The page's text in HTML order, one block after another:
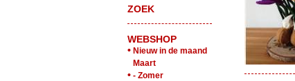
ZOEK
WEBSHOP
• Nieuw in de maand
Maart
• - Zomer